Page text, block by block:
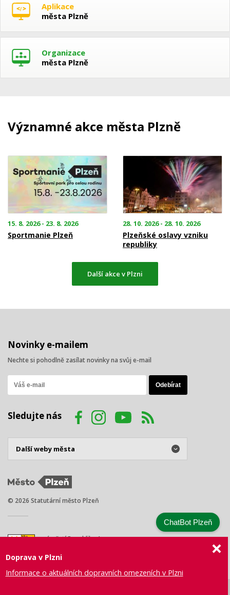
Aplikace
města Plzně
Organizace
města Plzně
Významné akce města Plzně
15. 8. 2026 - 23. 8. 2026
Sportmanie Plzeň
28. 10. 2026 - 28. 10. 2026
Plzeňské oslavy vzniku
republiky
Další akce v Plzni
Novinky e-mailem
Nechte si pohodlně zasílat novinky na svůj e-mail
Sledujte nás
© 2026 Statutární město Plzeň
náměstí Republiky 1
Tel.: +420 378 031 111
Doprava v Plzni
Informace o aktuálních dopravních omezeních v Plzni
ChatBot Plzeň